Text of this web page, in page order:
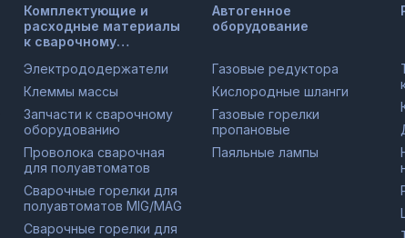
Комплектующие и
расходные материалы
к сварочному
Электрододержатели
Клеммы массы
Запчасти к сварочному
оборудованию
Проволока сварочная
для полуавтоматов
Сварочные горелки для
полуавтоматов MIG/MAG
Сварочные горелки для
Автогенное
оборудование
Газовые редуктора
Кислородные шланги
Газовые горелки
пропановые
Паяльные лампы